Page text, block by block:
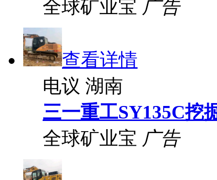
全球矿业宝 广告
查看详情
电议 湖南
三一重工SY135C挖
全球矿业宝 广告